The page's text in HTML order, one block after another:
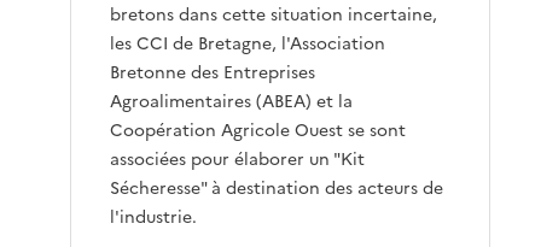
bretons dans cette situation incertaine,
les CCI de Bretagne, l'Association
Bretonne des Entreprises
Agroalimentaires (ABEA) et la
Coopération Agricole Ouest se sont
associées pour élaborer un "Kit
Sécheresse" à destination des acteurs de
l'industrie.